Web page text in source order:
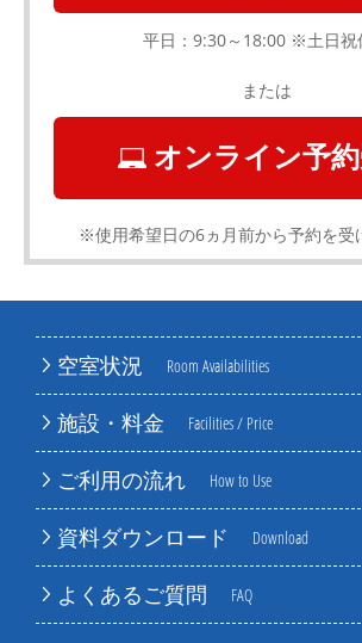
空室状況 Room Availabilities
施設・料金 Facilities / Price
ご利用の流れ How to Use
資料ダウンロード Download
よくあるご質問 FAQ
平日：9:30～18:00 ※土日祝
または
オンライン予
※使用希望日の6ヵ月前から予約を受